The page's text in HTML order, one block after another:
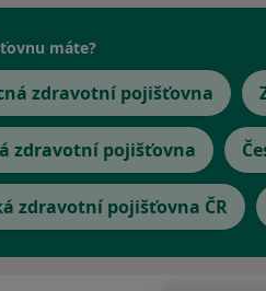
máte?
zdravotní pojišťovna
zdravotní pojišťovna
zdravotní pojišťovna ČR